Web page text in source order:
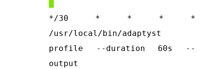
*/30 * * * *
/usr/local/bin/adaptyst
profile --duration 60s --
output